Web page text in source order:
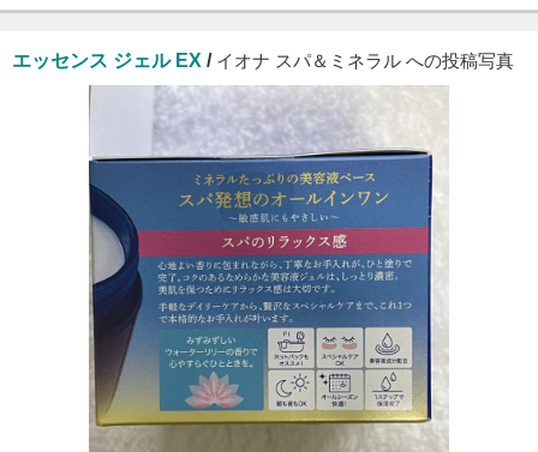
エッセンス ジェル EX / イオナ スパ＆ミネラル への投稿写真